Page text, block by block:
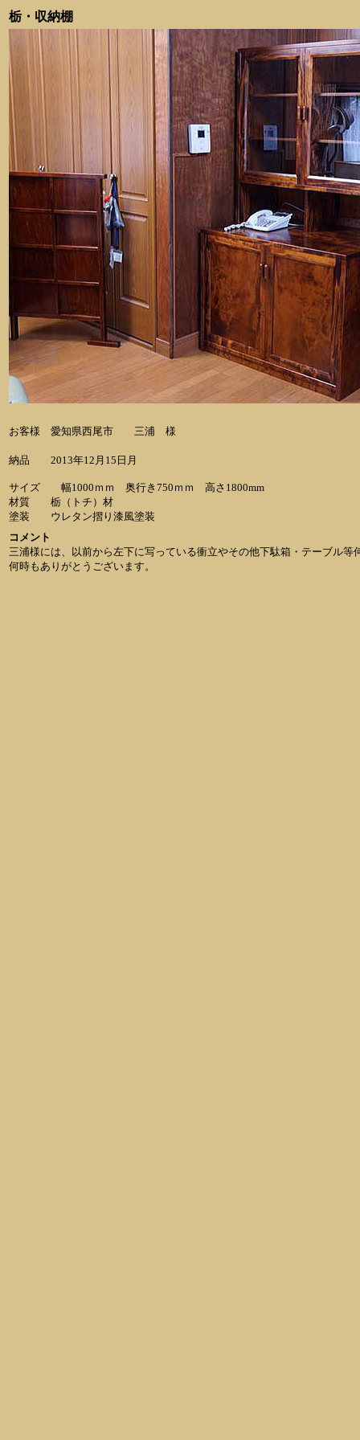
栃・収納棚
お客様 愛知県西尾市 三浦 様
納品 2013年12月15日月
サイズ 幅1000ｍｍ 奥行き750ｍｍ 高さ1800mm
材質 栃（トチ）材
塗装 ウレタン摺り漆風塗装
コメント
三浦様には、以前から左下に写っている衝立やその他下駄箱・テーブル等
何時もありがとうございます。